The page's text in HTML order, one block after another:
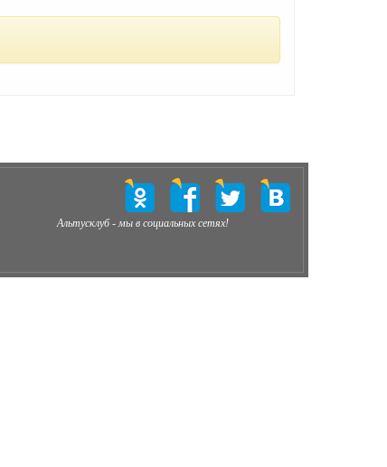
Альтусклуб - мы в социальных сетях!